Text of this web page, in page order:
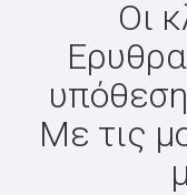
Οι
Με τις